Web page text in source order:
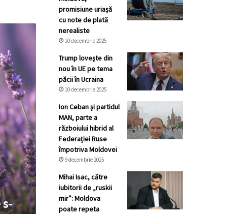
promisiune uriașă
cu note de plată
nerealiste
10 decembrie 2025
Trump lovește din
nou în UE pe tema
păcii în Ucraina
10 decembrie 2025
Ion Ceban și partidul
MAN, parte a
războiului hibrid al
Federației Ruse
împotriva Moldovei
9 decembrie 2025
Mihai Isac, către
iubitorii de „ruskii
mir”: Moldova
poate repeta